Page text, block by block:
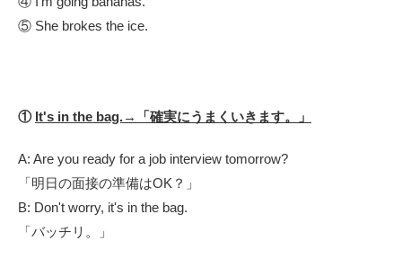
⑤ She brokes the ice.
① It's in the bag.→「確実にうまくいきます。」
A: Are you ready for a job interview tomorrow?
「明日の面接の準備はOK？」
B: Don't worry, it's in the bag.
「バッチリ。」